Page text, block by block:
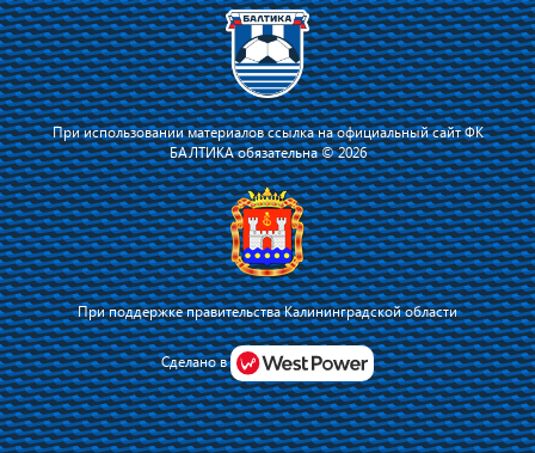
Я соглашаюсь с тем, что владелец сайта использует файлы cookie для
повышения удобства работы на сайте и сервис Яндекс.Метрика. Оставаясь
на сайте, я соглашаюсь сполитикой их применения.
Принять
При использовании материалов ссылка на официальный сайт ФК
БАЛТИКА обязательна © 2026
При поддержке правительства Калининградской области
Сделано в